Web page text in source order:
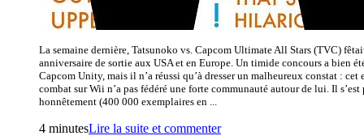
La semaine dernière, Tatsunoko vs. Capcom Ultimate All Stars (TVC)
anniversaire de sortie aux USA et en Europe. Un timide concours a bien
Capcom Unity, mais il n’a réussi qu’à dresser un malheureux constat :
combat sur Wii n’a pas fédéré une forte communauté autour de lui. Il
honnêtement (400 000 exemplaires en ...
4 minutesLire la suite et commenter